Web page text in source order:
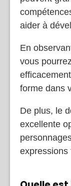
aider à
En
vous
forme dans
De plus, le
excellente
expressions